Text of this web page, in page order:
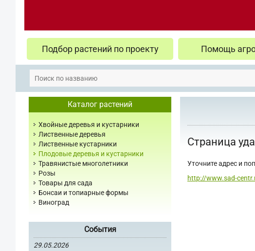
Подбор растений по проекту Помощь
Каталог растений
Хвойные деревья и кустарники
Лиственные деревья
Лиственные кустарники
Плодовые деревья и кустарники
Травянистые многолетники
Розы
Товары для сада
Бонсаи и топиарные формы
Виноград
События
29.05.2026
Страница
Уточните адрес и
http://www.sad-